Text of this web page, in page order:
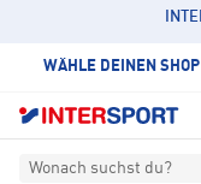
WÄHLE DEINEN SHOP
Wonach suchst du?